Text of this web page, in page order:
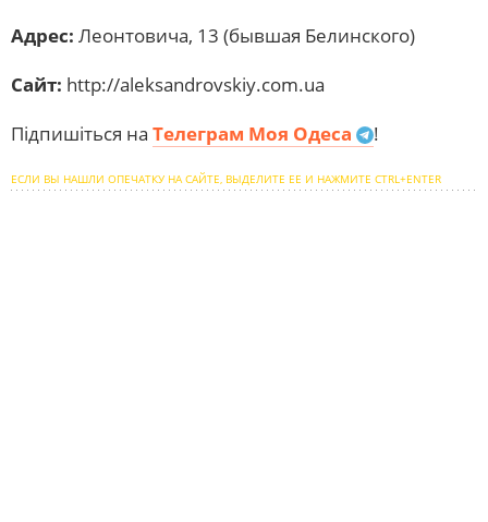
Адрес: Леонтовича, 13 (бывшая Белинского)
Сайт: http://aleksandrovskiy.com.ua
Підпишіться на Телеграм Моя Одеса !
ЕСЛИ ВЫ НАШЛИ ОПЕЧАТКУ НА САЙТЕ, ВЫДЕЛИТЕ ЕЕ И НАЖМИТЕ CTRL+ENTER